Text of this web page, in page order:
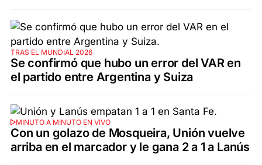
TRAS EL MUNDIAL 2026
Se confirmó que hubo un error del VAR en
el partido entre Argentina y Suiza
MINUTO A MINUTO EN VIVO
Con un golazo de Mosqueira, Unión vuelve
arriba en el marcador y le gana 2 a 1 a Lanús